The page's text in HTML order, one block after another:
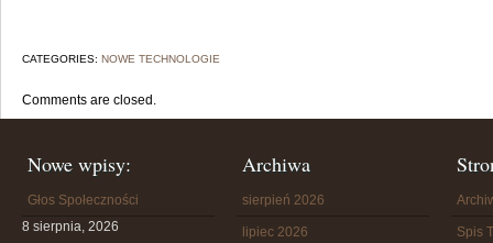
CATEGORIES: NOWE TECHNOLOGIE
Comments are closed.
Nowe wpisy:
Głos Społeczności
8 sierpnia, 2026
Archiwa
sierpień 2026
lipiec 2026 Spis